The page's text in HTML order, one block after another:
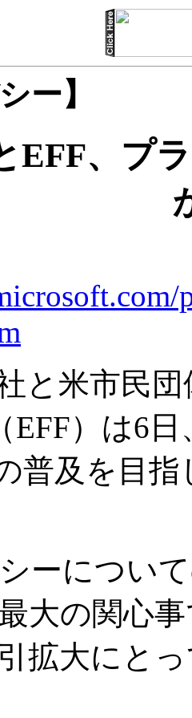
ー】
EFF、プ
と米市民団
EFF）は6日
普及を目
ーについ
大の関心
拡大にと